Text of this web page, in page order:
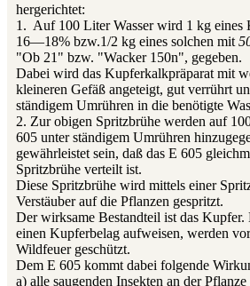
hergerichtet:
1. Auf 100 Liter Wasser wird 1 kg eines
16—18% bzw.1/2 kg eines solchen mit
"Ob 21" bzw. "Wacker 150n", gegeben.
Dabei wird das Kupferkalkpräparat mit
kleineren Gefäß angeteigt, gut verrührt
ständigem Umrühren in die benötigte
2. Zur obigen Spritzbrühe werden auf
605 unter ständigem Umrühren
gewährleistet sein, daß das E 605
Spritzbrühe verteilt ist.
Diese Spritzbrühe wird mittels einer
Verstäuber auf die Pflanzen gespritzt.
Der wirksame Bestandteil ist das
einen Kupferbelag aufweisen, werden
Wildfeuer geschützt.
Dem E 605 kommt dabei folgende
a) alle saugenden Insekten an der